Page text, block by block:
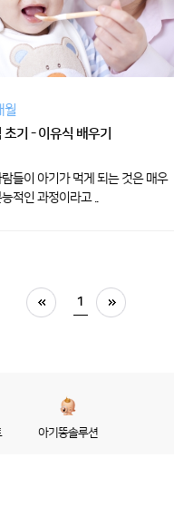
월
초기 - 이유식 배우기
들이 아기가 먹게 되는 것은 매우
적인 과정이라고 ..
1
아기똥솔루션